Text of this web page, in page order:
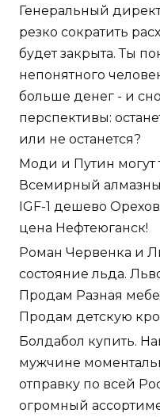
Генеральный
резко сократить
будет закрыта. Ты
непонятного
больше денег - и
перспективы:
или не останется?
Моди и Путин могут
Всемирный
IGF-1 дешево
цена Нефтеюганск!
Роман Червенка и
состояние льда.
Продам Разная
Продам детскую
Болдабол купить.
мужчине
отправку по всей
огромный